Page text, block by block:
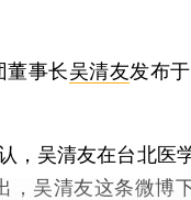
事长吴清友发布
吴清友在台北医
，吴清友这条微博